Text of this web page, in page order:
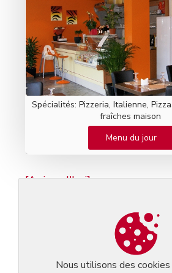
Spécialités: Pizzeria, Italienne,
fraîches maison
Menu du jour
[Aujourd'hui]
Menu du jour du Vendredi
Toast aux champignons
Nous utilisons des